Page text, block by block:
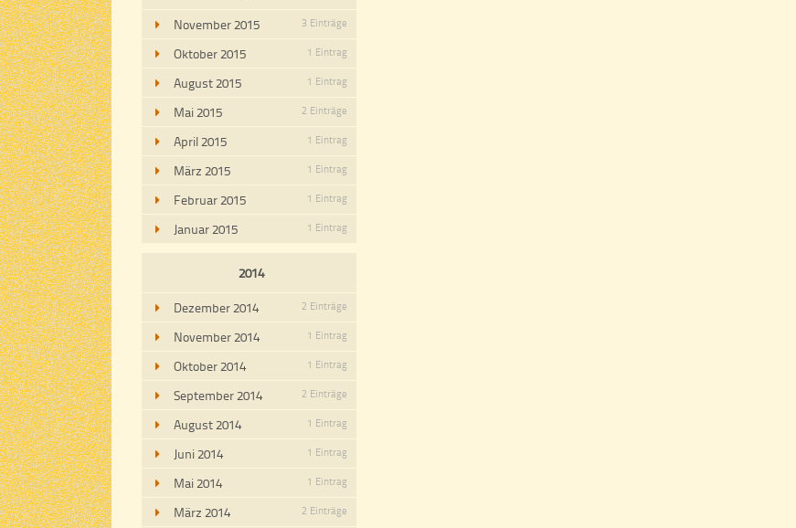
November 2015
3 Einträge
Oktober 2015 1 Eintrag
August 2015 1 Eintrag
Mai 2015 2 Einträge
April 2015 1 Eintrag
März 2015 1 Eintrag
Februar 2015 1 Eintrag
Januar 2015 1 Eintrag
2014
Dezember 2014
2 Einträge
November 2014 1 Eintrag
Oktober 2014 1 Eintrag
September 2014 2 Einträge
August 2014 1 Eintrag
Juni 2014 1 Eintrag
Mai 2014 1 Eintrag
März 2014 2 Einträge